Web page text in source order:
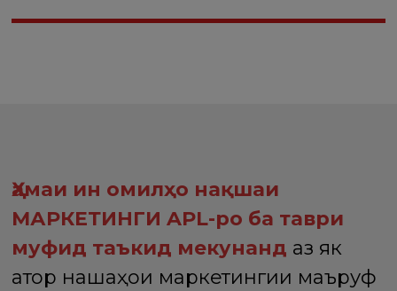
Ҳамаи ин омилҳо нақшаи
МАРКЕТИНГИ APL-ро ба таври
муфид таъкид мекунанд аз як
қатор нақшаҳои маркетингии маъруф